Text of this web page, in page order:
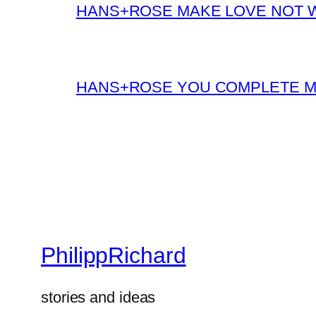
HANS+ROSE MAKE LOVE NOT
HANS+ROSE YOU COMPLETE
PhilippRichard
stories and ideas